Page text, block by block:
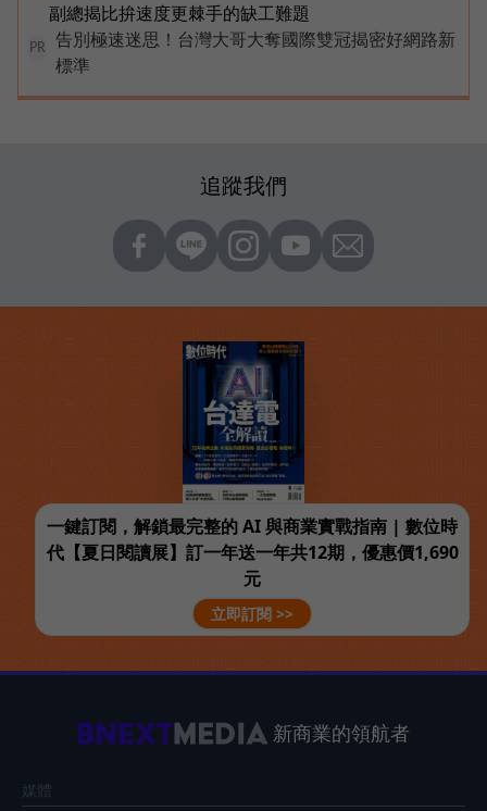
副總揭比拚速度更棘手的缺工難題
PR
告別極速迷思！台灣大哥大奪國際雙冠揭密好網路新
標準
追蹤我們
一鍵訂閱，解鎖最完整的 AI 與商業實戰指南 | 數位時
代【夏日閱讀展】訂一年送一年共12期，優惠價1,690
元
立即訂閱 >>
新商業的領航者
媒體